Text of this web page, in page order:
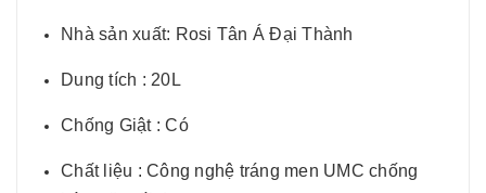
Nhà sản xuất: Rosi Tân Á Đại Thành
Dung tích : 20L
Chống Giật : Có
Chất liệu : Công nghệ tráng men UMC chống